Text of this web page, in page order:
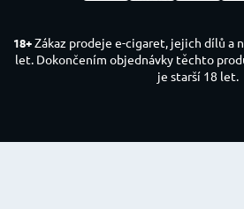
18+Zákaz prodeje e-cigaret, jejich dílů a
let. Dokončením objednávky těchto
je starší 18 let.